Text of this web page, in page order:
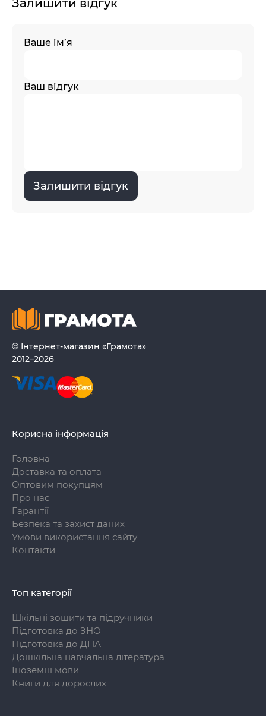
Ваше ім’я
Ваш відгук
Залишити відгук
© Інтернет-магазин «Грамота»
2012–2026
Корисна інформація
Головна
Доставка та оплата
Оптовим покупцям
Про нас
Гарантії
Безпека та захист даних
Умови використання сайту
Контакти
Топ категорії
Шкільні зошити та підручники
Підготовка до ЗНО
Підготовка до ДПА
Дошкільна навчальна література
Іноземні мови
Книги для дорослих